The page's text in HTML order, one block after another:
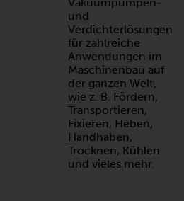
und
Verdichterlösungen
für zahlreiche
Anwendungen im
Maschinenbau auf
der ganzen Welt,
wie z. B. Fördern,
Transportieren,
Fixieren, Heben,
Handhaben,
Trocknen, Kühlen
und vieles mehr.